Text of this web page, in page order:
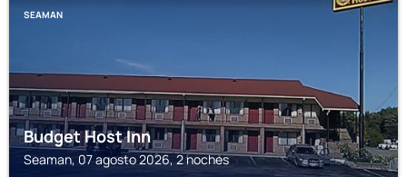
SEAMAN
Budget Host Inn
Seaman, 07 agosto 2026, 2 noches